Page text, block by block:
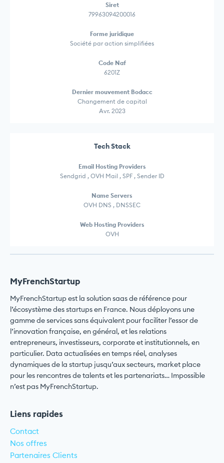
Siret
79963094200016
Forme juridique
Société par action simplifiées
Code Naf
6201Z
Dernier mouvement Bodacc
Changement de capital
Avr. 2023
Tech Stack
Email Hosting Providers
Sendgrid , OVH Mail , SPF , Sender ID
Name Servers
OVH DNS , DNSSEC
Web Hosting Providers
OVH
MyFrenchStartup
MyFrenchStartup est la solution saas de référence pour
l’écosystème des startups en France. Nous déployons une
gamme de services sans équivalent pour faciliter l’essor de
l’innovation française, en général, et les relations
entrepreneurs, investisseurs, corporate et institutionnels, en
particulier. Data actualisées en temps réel, analyses
dynamiques de la startup jusqu’aux secteurs, market place
pour les rencontres de talents et les partenariats… Impossible
n’est pas MyFrenchStartup.
Liens rapides
Contact
Nos offres
Partenaires Clients